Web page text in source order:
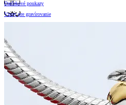
Darčekové poukazy
Vzory pre gravírovanie